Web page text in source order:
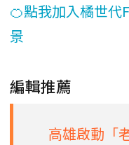
🍊點我加入橘世代
景
編輯推薦
高雄啟動「